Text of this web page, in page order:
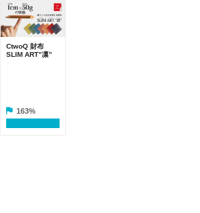
CtwoQ 財布
SLIM ART”凛”
163%